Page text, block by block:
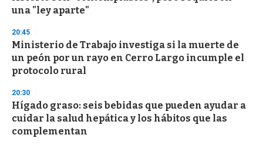
una "ley aparte"
20:45
Ministerio de Trabajo investiga si la muerte de
un peón por un rayo en Cerro Largo incumple el
protocolo rural
20:30
Hígado graso: seis bebidas que pueden ayudar a
cuidar la salud hepática y los hábitos que las
complementan